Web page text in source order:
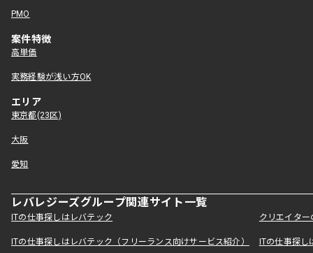
PMO
案件特徴
高単価
実務経験が浅い方OK
エリア
東京都(23区)
大阪
愛知
レバレジーズグループ関連サイト一覧
ITの仕事探しはレバテック クリエイタ
ITの仕事探しはレバテック（フリーランス向けサービス紹介） ITの仕事探